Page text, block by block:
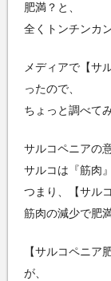
肥満？と、
全くトンチンカ
メディアで【サ
ったので、
ちょっと調べて
サルコペニアの
サルコは『筋肉
つまり、【サル
筋肉の減少で肥
【サルコペニア
が、